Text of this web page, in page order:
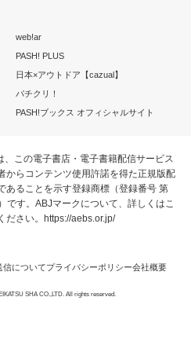
web!ar
PASH! PLUS
日本×アウトドア【cazual】
パチクリ！
PASH!ブックス オフィシャルサイト
、この電子書店・電子書籍配信サービス
からコンテンツ使用許諾を得た正規版配
あることを示す登録商標（登録番号 第
です。ABJマークについて、詳しくはこ
ださい。 https://aebs.or.jp/
信についてプライバシーポリシー会社概要
SHA CO.,LTD. All rights reserved.